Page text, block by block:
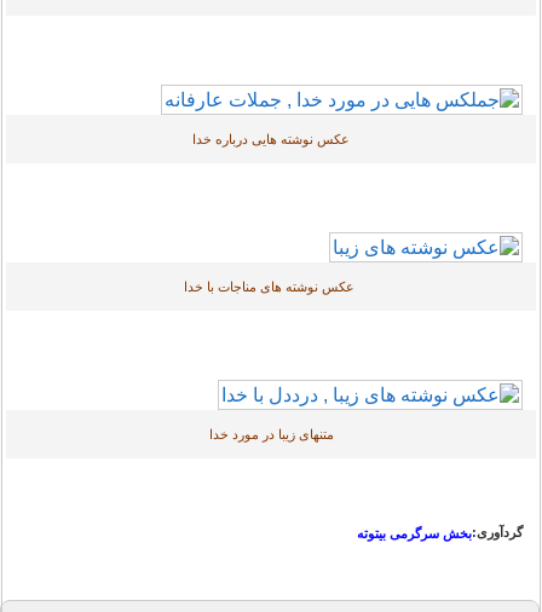
عکس نوشته هایی درباره خدا
عکس نوشته های مناجات با خدا
متنهای زیبا در مورد خدا
گردآوری:بخش سرگرمی بیتوته